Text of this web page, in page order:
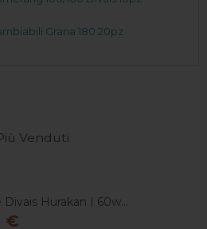
Grana 180 20pz
Venduti
Divais Hurakan I 60w...
€